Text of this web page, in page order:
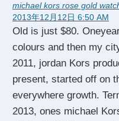
michael kors rose gold
2013年12月12日 6:50 AM
Old is just $80.
colours and then my
2011, jordan Kors
present, started off on
everywhere growth.
2013, ones michael